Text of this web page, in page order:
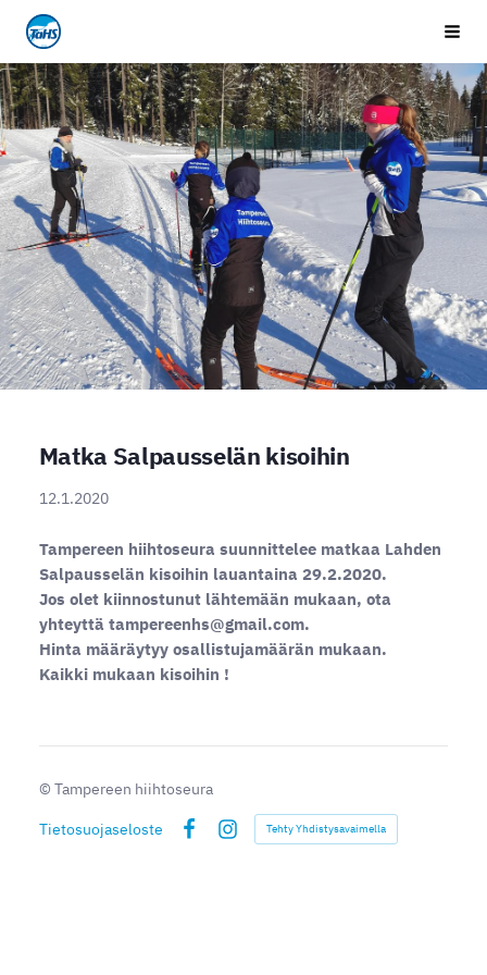
Siirry
sivun
sisältöön
Tampereen Hiihtoseura
Matka Salpausselän kisoihin
12.1.2020
Tampereen hiihtoseura suunnittelee matkaa Lahden
Salpausselän kisoihin lauantaina 29.2.2020.
Jos olet kiinnostunut lähtemään mukaan, ota
yhteyttä tampereenhs@gmail.com.
Hinta määräytyy osallistujamäärän mukaan.
Kaikki mukaan kisoihin !
© Tampereen hiihtoseura
Tietosuojaseloste
Instagram
Tehty Yhdistysavaimella